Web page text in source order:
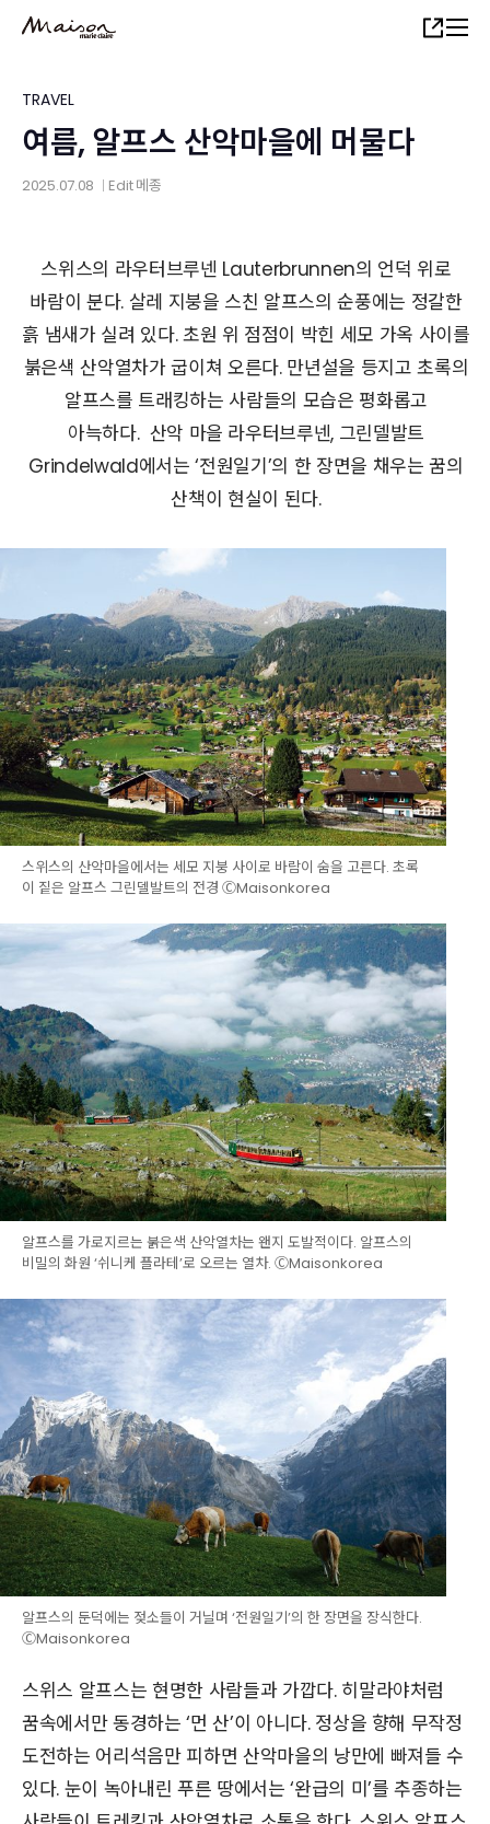
content
Share
TRAVEL
여름, 알프스 산악마을에 머물다
2025.07.08 Edit메종
스위스의 라우터브루넨 Lauterbrunnen의 언덕 위로
바람이 분다. 살레 지붕을 스친 알프스의 순풍에는 정갈한
흙 냄새가 실려 있다. 초원 위 점점이 박힌 세모 가옥 사이를
붉은색 산악열차가 굽이쳐 오른다. 만년설을 등지고 초록의
알프스를 트래킹하는 사람들의 모습은 평화롭고
아늑하다. 산악 마을 라우터브루넨, 그린델발트
Grindelwald에서는 ‘전원일기’의 한 장면을 채우는 꿈의
산책이 현실이 된다.
스위스의 산악마을에서는 세모 지붕 사이로 바람이 숨을 고른다. 초록
이 짙은 알프스 그린델발트의 전경 ⒸMaisonkorea
알프스를 가로지르는 붉은색 산악열차는 왠지 도발적이다. 알프스의
비밀의 화원 ‘쉬니케 플라테’로 오르는 열차. ⒸMaisonkorea
알프스의 둔덕에는 젖소들이 거닐며 ‘전원일기’의 한 장면을 장식한다.
ⒸMaisonkorea
스위스 알프스는 현명한 사람들과 가깝다. 히말라야처럼
꿈속에서만 동경하는 ‘먼 산’이 아니다. 정상을 향해 무작정
도전하는 어리석음만 피하면 산악마을의 낭만에 빠져들 수
있다. 눈이 녹아내린 푸른 땅에서는 ‘완급의 미’를 추종하는